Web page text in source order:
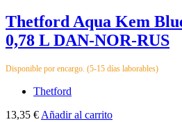
Thetford Aqua Kem
0,78 L DAN-NOR-RUS
Disponible por encargo. (5-15 días laborables)
Thetford
13,35 € Añadir al carrito